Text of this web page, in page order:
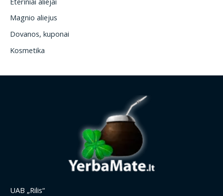
Magnio aliejus
Dovanos, kuponai
Kosmetika
UAB „Rilis“